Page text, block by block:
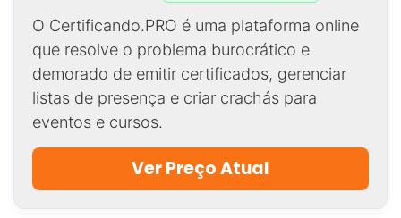
O Certificando.PRO é uma plataforma online
que resolve o problema burocrático e
demorado de emitir certificados, gerenciar
listas de presença e criar crachás para
eventos e cursos.
Ver Preço Atual